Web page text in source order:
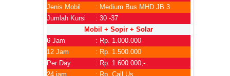
Jenis Mobil
: Medium Bus MHD JB 3
Jumlah Kursi
: 30 -37
Mobil + Sopir + Solar
6 Jam
: Rp. 1.000.000
12 Jam
: Rp. 1.500.000
Per Day
: Rp. 1.600.000,-
24 jam
: Rp. Call Us